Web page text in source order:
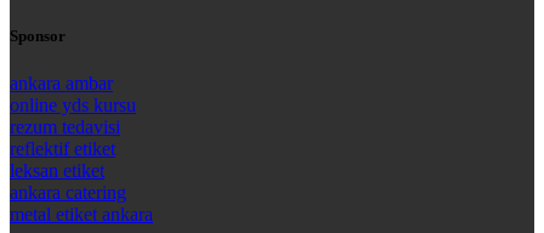
Sponsor
ankara ambar
online yds kursu
rezum tedavisi
reflektif etiket
leksan etiket
ankara catering
metal etiket ankara